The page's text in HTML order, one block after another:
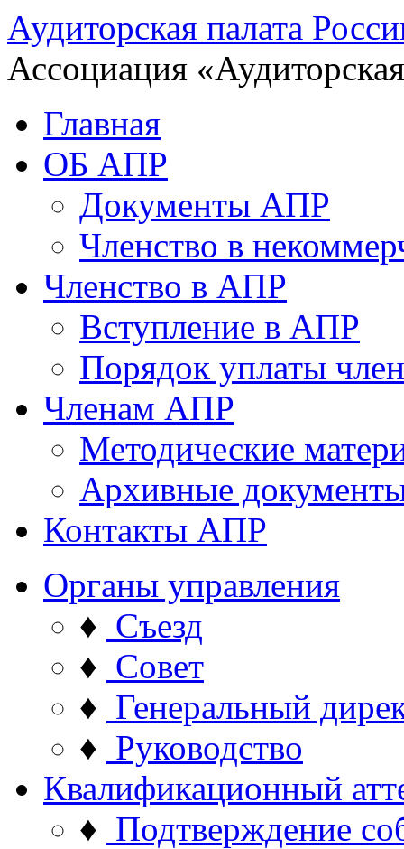
Аудиторская палата
Ассоциация
Главная
ОБ АПР
Документы АПР
Членство в
Членство в АПР
Вступление в АПР
Порядок уплаты
Членам АПР
Методические
Архивные
Контакты АПР
Органы управления
♦ Съезд
♦ Совет
♦ Генеральный
♦ Руководство
Квалификационный
♦ Подтверждение